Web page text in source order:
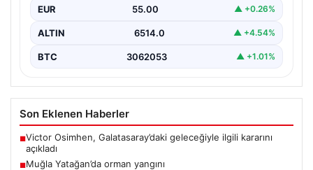
EUR 55.00 ▲ +0.26%
ALTIN 6514.0 ▲ +4.54%
BTC 3062053 ▲ +1.01%
Son Eklenen Haberler
■Victor Osimhen, Galatasaray’daki geleceğiyle ilgili kararını
açıkladı
■Muğla Yatağan’da orman yangını